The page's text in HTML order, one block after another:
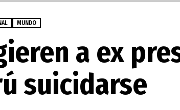
MUNDO
a ex
suicidarse